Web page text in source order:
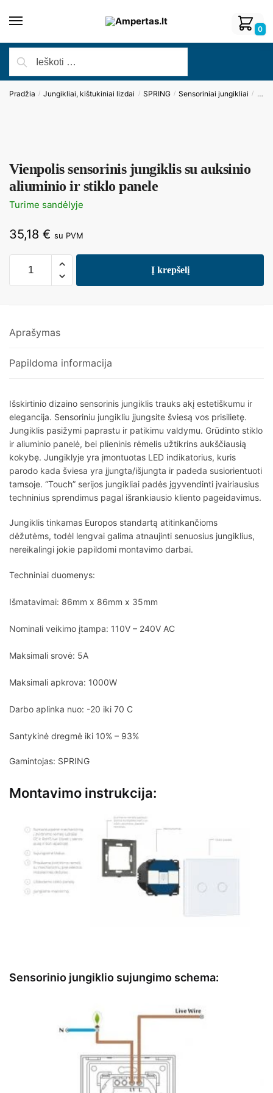
0
Pradžia / Jungikliai, kištukiniai lizdai / SPRING / Sensoriniai jungikliai /
Vienpolis sensorinis jungiklis su auksinio
aliuminio ir stiklo panele
Turime sandėlyje
35,18 € su PVM
Į krepšelį
Aprašymas
Papildoma informacija
Išskirtinio dizaino sensorinis jungiklis trauks akį estetiškumu ir
elegancija. Sensoriniu jungikliu įjungsite šviesą vos prisilietę.
Jungiklis pasižymi paprastu ir patikimu valdymu. Grūdinto stiklo
ir aliuminio panelė, bei plieninis rėmelis užtikrins aukščiausią
kokybę. Jungiklyje yra įmontuotas LED indikatorius, kuris
parodo kada šviesa yra įjungta/išjungta ir padeda susiorientuoti
tamsoje. “Touch” serijos jungikliai padės įgyvendinti įvairiausius
techninius sprendimus pagal išrankiausio kliento pageidavimus.
Jungiklis tinkamas Europos standartą atitinkančioms
dėžutėms, todėl lengvai galima atnaujinti senuosius jungiklius,
nereikalingi jokie papildomi montavimo darbai.
Techniniai duomenys:
Išmatavimai: 86mm x 86mm x 35mm
Nominali veikimo įtampa: 110V – 240V AC
Maksimali srovė: 5A
Maksimali apkrova: 1000W
Darbo aplinka nuo: -20 iki 70 C
Santykinė dregmė iki 10% – 93%
Gamintojas: SPRING
Montavimo instrukcija:
Sensorinio jungiklio sujungimo schema: